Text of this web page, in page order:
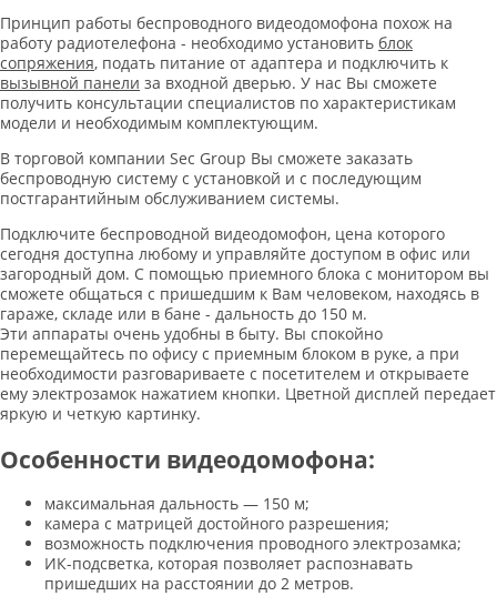
Принцип работы беспроводного видеодомофона похож на
работу радиотелефона - необходимо установить блок
сопряжения, подать питание от адаптера и подключить к
вызывной панели за входной дверью. У нас Вы сможете
получить консультации специалистов по характеристикам
модели и необходимым комплектующим.
В торговой компании Seс Group Вы сможете заказать
беспроводную систему с установкой и с последующим
постгарантийным обслуживанием системы.
Подключите беспроводной видеодомофон, цена которого
сегодня доступна любому и управляйте доступом в офис или
загородный дом. С помощью приемного блока с монитором вы
сможете общаться с пришедшим к Вам человеком, находясь в
гараже, складе или в бане - дальность до 150 м.
Эти аппараты очень удобны в быту. Вы спокойно
перемещайтесь по офису с приемным блоком в руке, а при
необходимости разговариваете с посетителем и открываете
ему электрозамок нажатием кнопки. Цветной дисплей передает
яркую и четкую картинку.
Особенности видеодомофона:
максимальная дальность — 150 м;
камера с матрицей достойного разрешения;
возможность подключения проводного электрозамка;
ИК-подсветка, которая позволяет распознавать
пришедших на расстоянии до 2 метров.